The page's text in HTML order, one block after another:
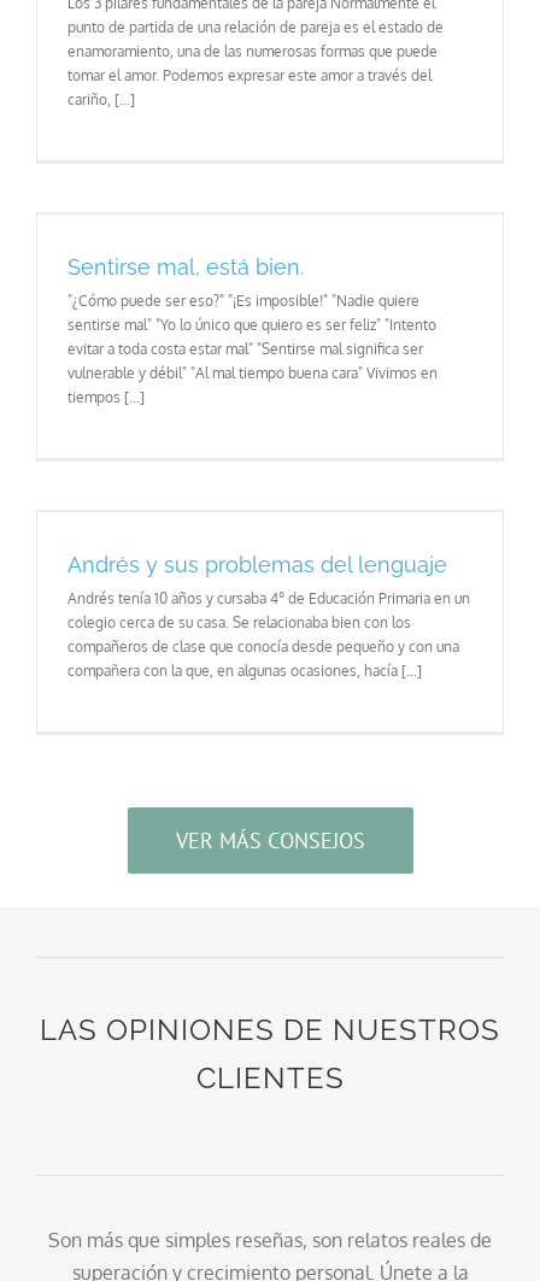
punto de partida de una relación de pareja es el estado de
enamoramiento, una de las numerosas formas que puede
tomar el amor. Podemos expresar este amor a través del
cariño, [...]
Sentirse mal, está bien.
"¿Cómo puede ser eso?" "¡Es imposible!" "Nadie quiere
sentirse mal" "Yo lo único que quiero es ser feliz" "Intento
evitar a toda costa estar mal" "Sentirse mal significa ser
vulnerable y débil" "Al mal tiempo buena cara" Vivimos en
tiempos [...]
Andrés y sus problemas del lenguaje
Andrés tenía 10 años y cursaba 4º de Educación Primaria en un
colegio cerca de su casa. Se relacionaba bien con los
compañeros de clase que conocía desde pequeño y con una
compañera con la que, en algunas ocasiones, hacía [...]
VER MÁS CONSEJOS
LAS OPINIONES DE NUESTROS
CLIENTES
Son más que simples reseñas, son relatos reales de
superación y crecimiento personal. Únete a la